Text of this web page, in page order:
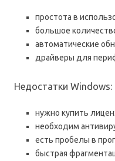
простота в
большое
автоматические
драйверы для
Недостатки Windows:
нужно купить
необходим
есть пробелы в
быстрая